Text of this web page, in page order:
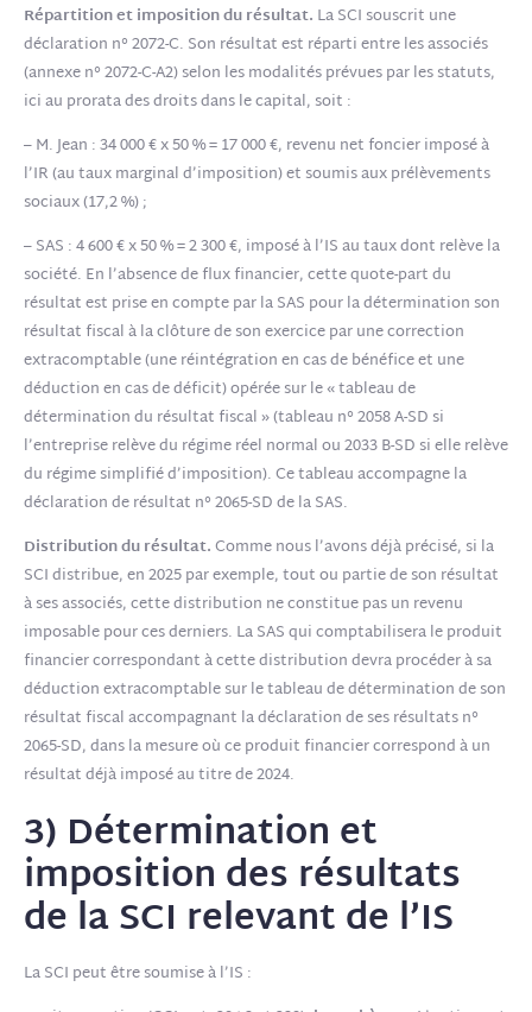
Répartition et imposition du résultat. La SCI souscrit une
déclaration n° 2072-C. Son résultat est réparti entre les associés
(annexe n° 2072-C-A2) selon les modalités prévues par les statuts,
ici au prorata des droits dans le capital, soit :
– M. Jean : 34 000 € x 50 % = 17 000 €, revenu net foncier imposé à
l’IR (au taux marginal d’imposition) et soumis aux prélèvements
sociaux (17,2 %) ;
– SAS : 4 600 € x 50 % = 2 300 €, imposé à l’IS au taux dont relève la
société. En l’absence de flux financier, cette quote-part du
résultat est prise en compte par la SAS pour la détermination son
résultat fiscal à la clôture de son exercice par une correction
extracomptable (une réintégration en cas de bénéfice et une
déduction en cas de déficit) opérée sur le « tableau de
détermination du résultat fiscal » (tableau n° 2058 A-SD si
l’entreprise relève du régime réel normal ou 2033 B-SD si elle relève
du régime simplifié d’imposition). Ce tableau accompagne la
déclaration de résultat n° 2065-SD de la SAS.
Distribution du résultat.Comme nous l’avons déjà précisé, si la
SCI distribue, en 2025 par exemple, tout ou partie de son résultat
à ses associés, cette distribution ne constitue pas un revenu
imposable pour ces derniers. La SAS qui comptabilisera le produit
financier correspondant à cette distribution devra procéder à sa
déduction extracomptable sur le tableau de détermination de son
résultat fiscal accompagnant la déclaration de ses résultats n°
2065-SD, dans la mesure où ce produit financier correspond à un
résultat déjà imposé au titre de 2024.
3) Détermination et
imposition des résultats
de la SCI relevant de l’IS
La SCI peut être soumise à l’IS :